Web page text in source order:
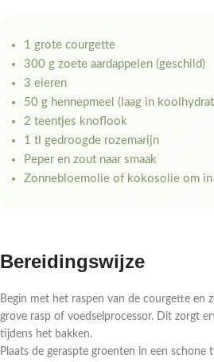
1 grote courgette
300 g zoete aardappelen (geschild)
3 eieren
50 g hennepmeel (laag in
2 teentjes knoflook
1 tl gedroogde rozemarijn
Peper en zout naar smaak
Zonnebloemolie of kokosolie om in
Bereidingswijze
Begin met het raspen van de courgette en
grove rasp of voedselprocessor. Dit zorgt
tijdens het bakken.
Plaats de geraspte groenten in een schone